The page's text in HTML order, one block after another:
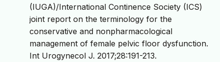
(IUGA)/International Continence Society (ICS)
joint report on the terminology for the
conservative and nonpharmacological
management of female pelvic floor dysfunction.
Int Urogynecol J. 2017;28:191-213.